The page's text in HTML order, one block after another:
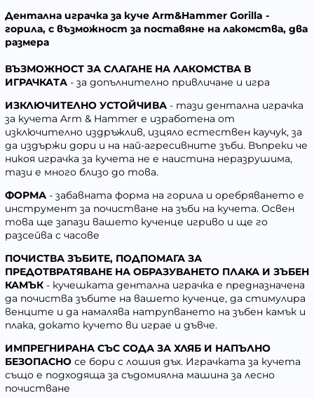
Дентална играчка за куче Arm&Hammer Gorilla -
горила, с възможност за поставяне на лакомства, два
размера
ВЪЗМОЖНОСТ ЗА СЛАГАНЕ НА ЛАКОМСТВА В
ИГРАЧКАТА - за допълнително привличане и игра
ИЗКЛЮЧИТЕЛНО УСТОЙЧИВА - тази дентална играчка
за кучета Arm & Hammer е изработена от
изключително издръжлив, изцяло естествен каучук, за
да издържи дори и на най-агресивните зъби. Въпреки че
никоя играчка за кучета не е наистина неразрушима,
тази е много близо до това.
ФОРМА - забавната форма на горила и оребряването е
инструмент за почистване на зъби на кучета. Освен
това ще запази вашето кученце игриво и ще го
разсейва с часове
ПОЧИСТВА ЗЪБИТЕ, ПОДПОМАГА ЗА
ПРЕДОТВРАТЯВАНЕ НА ОБРАЗУВАНЕТО ПЛАКА И ЗЪБЕН
КАМЪК - кучешката дентална играчка е предназначена
да почиства зъбите на вашето кученце, да стимулира
венците и да намалява натрупването на зъбен камък и
плака, докато кучето ви играе и дъвче.
ИМПРЕГНИРАНА СЪС СОДА ЗА ХЛЯБ И НАПЪЛНО
БЕЗОПАСНО се бори с лошия дъх. Играчката за кучета
също е подходяща за съдомиялна машина за лесно
почистване